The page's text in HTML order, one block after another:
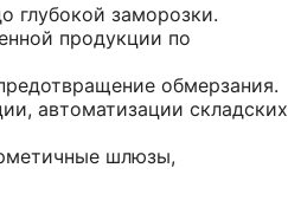
глубокой заморозки.
продукции по
обмерзания.
автоматизации складских
шлюзы,